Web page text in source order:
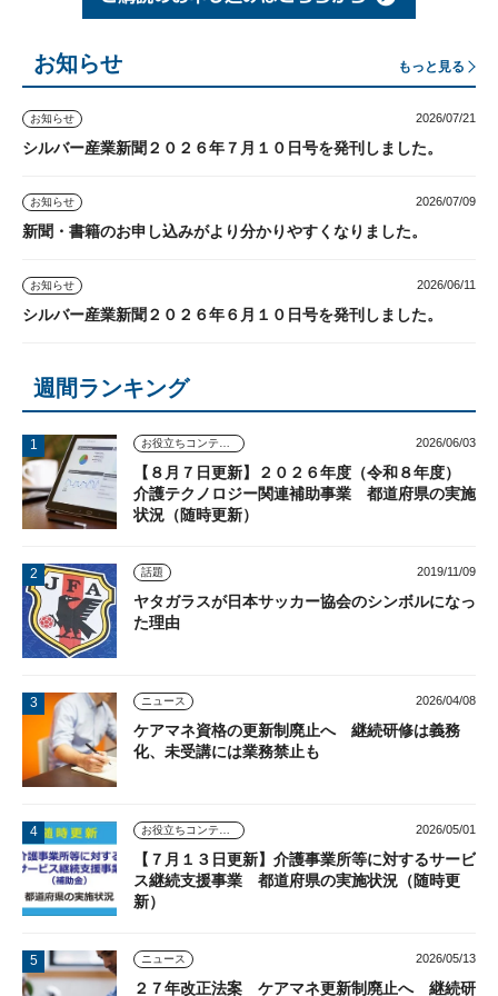
お知らせ もっと見る
お知らせ 2026/07/21
シルバー産業新聞２０２６年７月１０日号を発刊しました。
お知らせ 2026/07/09
新聞・書籍のお申し込みがより分かりやすくなりました。
お知らせ 2026/06/11
シルバー産業新聞２０２６年６月１０日号を発刊しました。
週間ランキング
2026/06/03
【８月７日更新】２０２６年度（令和８年度）
介護テクノロジー関連補助事業 都道府県の実施
状況（随時更新）
話題 2019/11/09
ヤタガラスが日本サッカー協会のシンボルになっ
た理由
ニュース 2026/04/08
ケアマネ資格の更新制廃止へ 継続研修は義務
化、未受講には業務禁止も
2026/05/01
【７月１３日更新】介護事業所等に対するサービ
ス継続支援事業 都道府県の実施状況（随時更
新）
ニュース 2026/05/13
２７年改正法案 ケアマネ更新制廃止へ 継続研